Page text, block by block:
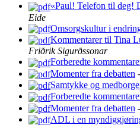
«Paul! Telefon til deg!
Eide
Omsorgskultur i
Kommentarer til Tina
Friðrik Sigurðssonar
Forberedte
Momenter fra debatten -
Samtykke og
Forberedte
Momenter fra debatten -
ADL i en